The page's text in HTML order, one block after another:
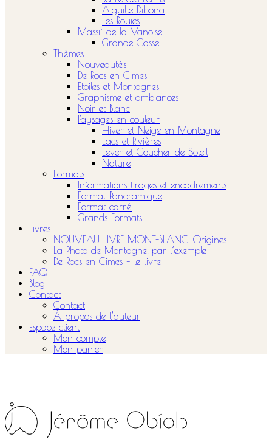
Aiguille Dibona
Les Rouies
Massif de la Vanoise
Grande Casse
Thèmes
Nouveautés
De Rocs en Cimes
Etoiles et Montagnes
Graphisme et ambiances
Noir et Blanc
Paysages en couleur
Hiver et Neige en Montagne
Lacs et Rivières
Lever et Coucher de Soleil
Nature
Formats
Informations tirages et encadrements
Format Panoramique
Format carré
Grands Formats
Livres
NOUVEAU LIVRE MONT-BLANC, Origines
La Photo de Montagne, par l’exemple
De Rocs en Cimes – le livre
FAQ
Blog
Contact
Contact
À propos de l’auteur
Espace client
Mon compte
Mon panier